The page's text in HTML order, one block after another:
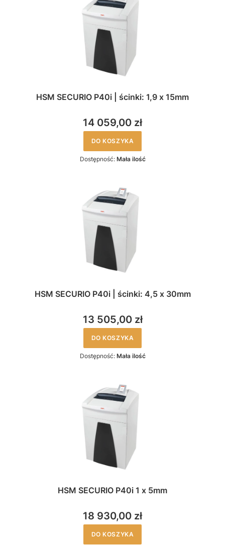
HSM SECURIO P40i | ścinki: 1,9 x 15mm
14 059,00 zł
DO KOSZYKA
Dostępność: Mała ilość
HSM SECURIO P40i | ścinki: 4,5 x 30mm
13 505,00 zł
DO KOSZYKA
Dostępność: Mała ilość
HSM SECURIO P40i 1 x 5mm
18 930,00 zł
DO KOSZYKA